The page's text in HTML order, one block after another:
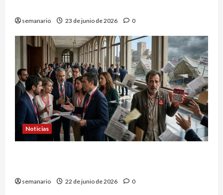
semanario 23 de junio de 2026 0
Noticias
semanario 22 de junio de 2026 0